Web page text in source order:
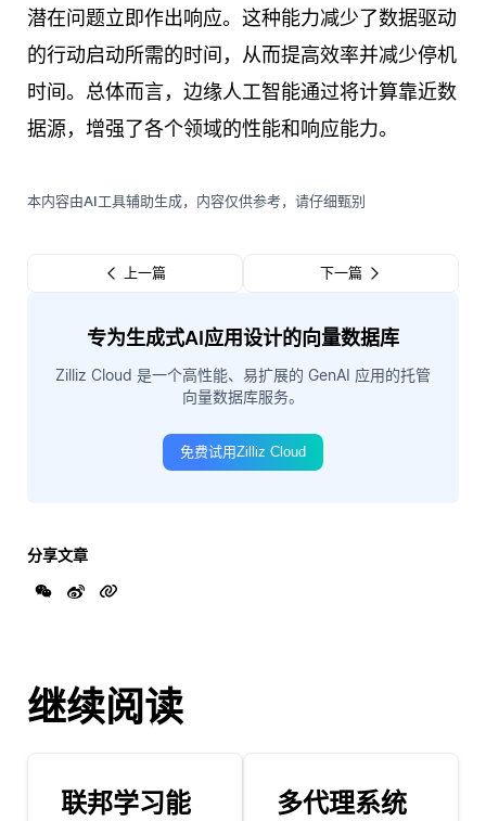
潜在问题立即作出响应。这种能力减少了数据驱动
的行动启动所需的时间，从而提高效率并减少停机
时间。总体而言，边缘人工智能通过将计算靠近数
据源，增强了各个领域的性能和响应能力。
本内容由AI工具辅助生成，内容仅供参考，请仔细甄别
上一篇 下一篇
专为生成式AI应用设计的向量数据库
Zilliz Cloud 是一个高性能、易扩展的 GenAI 应用的托管
向量数据库服务。
免费试用Zilliz Cloud
分享文章
继续阅读
联邦学习能
多代理系统